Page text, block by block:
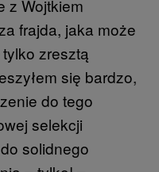
z Wojtkiem
frajda, jaka może
zresztą
się bardzo,
do tego
selekcji
solidnego